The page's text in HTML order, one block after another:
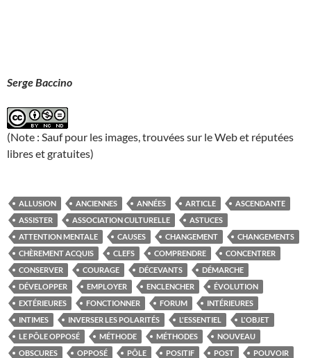
Serge Baccino
(Note : Sauf pour les images, trouvées sur le Web et réputées
libres et gratuites)
ALLUSION ANCIENNES ANNÉES ARTICLE
ASCENDANTE
ASSISTER
ASSOCIATION CULTURELLE
ASTUCES
ATTENTION MENTALE
CAUSES CHANGEMENT
CHANGEMENTS
CHÈREMENT ACQUIS
CLEFS COMPRENDRE
CONCENTRER
CONSERVER
COURAGE DÉCEVANTS
DÉMARCHE
DÉVELOPPER
EMPLOYER ENCLENCHER
ÉVOLUTION
EXTÉRIEURES
FONCTIONNER FORUM
INTÉRIEURES
INTIMES
INVERSER LES POLARITÉS L'ESSENTIEL
L'OBJET
LE PÔLE OPPOSÉ
MÉTHODE MÉTHODES
NOUVEAU
OBSCURES
OPPOSÉ PÔLE POSITIF POST
POUVOIR